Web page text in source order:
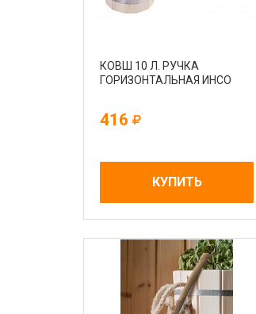
КОВШ 10 Л. РУЧКА
ГОРИЗОНТАЛЬНАЯ ИНСО
416
КУПИТЬ